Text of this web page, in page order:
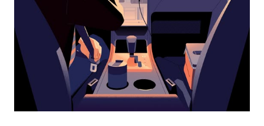
touche
pour
fermer
le
calendrier.